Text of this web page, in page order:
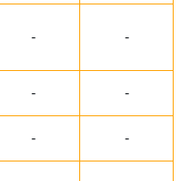
- -
- -
- -